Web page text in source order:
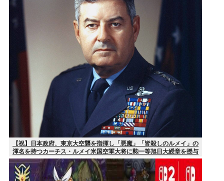
【祝】日本政府、東京大空襲を指揮し「悪魔」「皆殺しのルメイ」の
渾名を持つカーチス・ルメイ米国空軍大将に勲一等旭日大綬章を授与